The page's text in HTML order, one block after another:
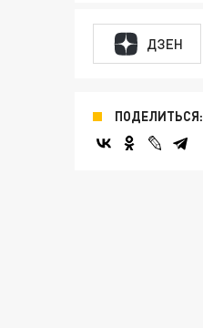
ДЗЕН
ПОДЕЛИТЬСЯ: